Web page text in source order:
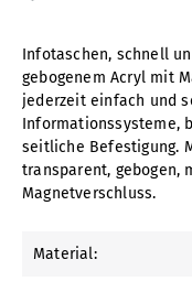
Infotaschen, schnell
gebogenem Acryl mit
jederzeit einfach und
Informationssysteme,
seitliche Befestigung.
transparent, gebogen,
Magnetverschluss.
Material: